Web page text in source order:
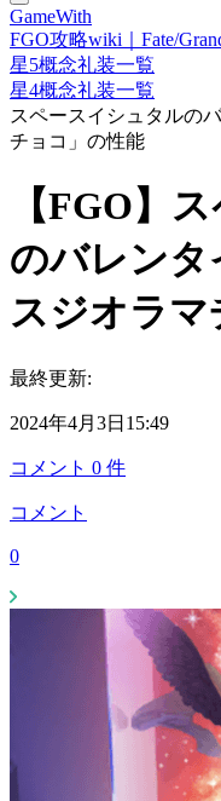
GameWith
FGO攻略wiki｜Fate/
星5概念礼装一覧
星4概念礼装一覧
スペースイシュタルの
チョコ」の性能
【FGO】
のバレンタ
スジオラ
最終更新:
2024年4月3日15:49
コメント 0 件
コメント
0